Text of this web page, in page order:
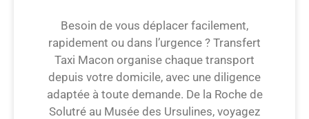
Besoin de vous déplacer facilement,
rapidement ou dans l’urgence ? Transfert
Taxi Macon organise chaque transport
depuis votre domicile, avec une diligence
adaptée à toute demande. De la Roche de
Solutré au Musée des Ursulines, voyagez